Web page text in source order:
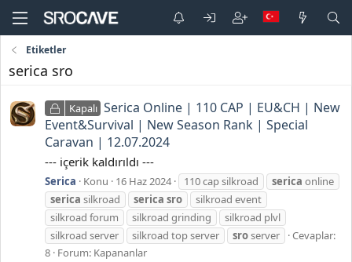
Etiketler
serica sro
Kapalı Serica Online | 110 CAP | EU&CH | New
Event&Survival | New Season Rank | Special
Caravan | 12.07.2024
--- içerik kaldırıldı ---
Serica Konu 16 Haz 2024 110 cap silkroad serica online
serica silkroad serica sro
silkroad event
silkroad forum
silkroad grinding
silkroad plvl
silkroad server
silkroad top server sroserver
Cevaplar:
8 Forum: Kapananlar